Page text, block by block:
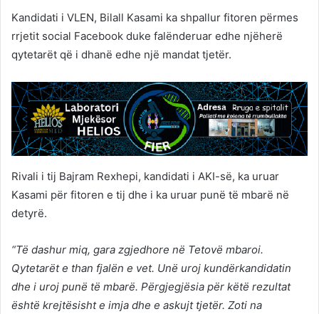
Kandidati i VLEN, Bilall Kasami ka shpallur fitoren përmes
rrjetit social Facebook duke falënderuar edhe njëherë
qytetarët që i dhanë edhe një mandat tjetër.
Rivali i tij Bajram Rexhepi, kandidati i AKI-së, ka uruar
Kasami për fitoren e tij dhe i ka uruar punë të mbarë në
detyrë.
“Të dashur miq, gara zgjedhore në Tetovë mbaroi.
Qytetarët e than fjalën e vet. Unë uroj kundërkandidatin
dhe i uroj punë të mbarë. Përgjegjësia për këtë rezultat
është krejtësisht e imja dhe e askujt tjetër. Zoti na